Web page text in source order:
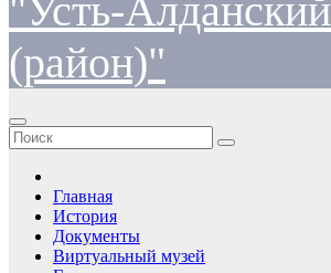
"Усть-
(район)"
Главная
История
Документы
Виртуальный музей